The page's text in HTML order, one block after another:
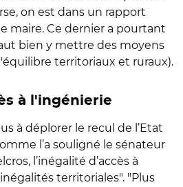
on est dans un rapport
maire. Ce dernier a pourtant
bien y mettre des moyens
territoriaux et ruraux).
à l'ingénierie
à déplorer le recul de l’Etat
l’a souligné le sénateur
l’inégalité d’accès à
territoriales". "Plus